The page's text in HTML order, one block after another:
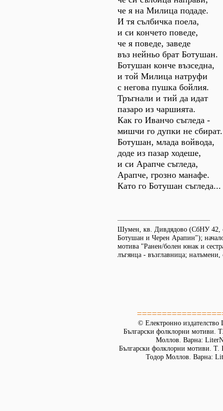
че я на Милица подаде.
И тя сълбичка поела,
и си кончето поведе,
че я поведе, заведе
въз нейньо брат Ботушан.
Ботушан конче възседна,
и той Милица натруфи
с негова пушка бойлия.
Тръгнали и тий да идат
пазаро из чаршията.
Как го Иванчо съгледа -
мишчи го дупки не
Ботушан, млада войвода,
доде из пазар ходеше,
и си Арапче съгледа,
Арапче, грозно манафе.
Като го Ботушан съгледа...
Шумен, кв. Дивдядово (СбНУ 42,
Ботушан и Черен Арапин");
мотива "Ранен/болен юнак и
лъгянца - възглавница;
© Електронно издателство
Български фолклорни мотиви.
Моллов. Варна:
Български фолклорни мотиви.
Тодор Моллов. Варна: